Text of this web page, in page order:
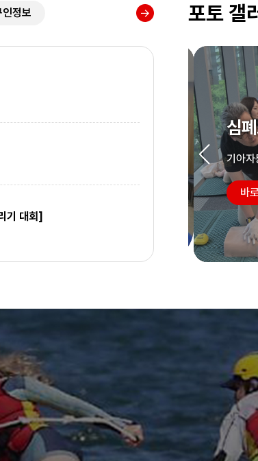
인정보
기 대회]
포토 갤
치교육
치 교육
심폐
기아자
바